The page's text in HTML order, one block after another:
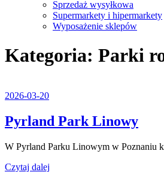
Sprzedaż wysyłkowa
Supermarkety i hipermarkety
Wyposażenie sklepów
Menu
Kategoria: Parki
2026-03-202026-
20
Pyrland Park Linowy
W Pyrland Parku Linowym w Poznaniu
Czytaj dalej